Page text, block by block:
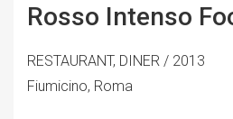
Rosso Intenso
RESTAURANT, DINER / 2013
Fiumicino, Roma